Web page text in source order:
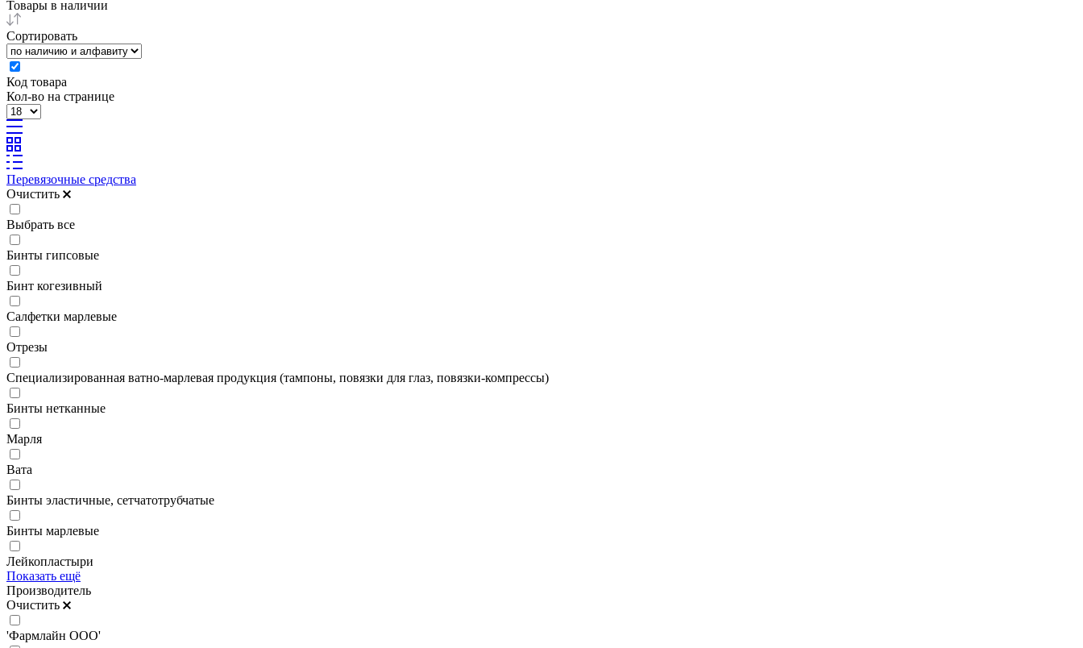
Товары в наличии
Сортировать
Код товара
Кол-во на странице
Перевязочные средства
Очистить
Выбрать все
Бинты гипсовые
Бинт когезивный
Салфетки марлевые
Отрезы
Специализированная ватно-марлевая продукция (тампоны, повязки для глаз, повязки-компрессы)
Бинты нетканные
Марля
Вата
Бинты эластичные, сетчатотрубчатые
Бинты марлевые
Лейкопластыри
Показать ещё
Производитель
Очистить
'Фармлайн ООО'